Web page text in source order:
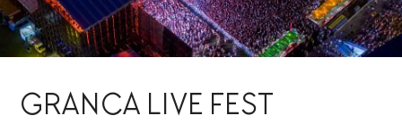
GRANCA LIVE FEST